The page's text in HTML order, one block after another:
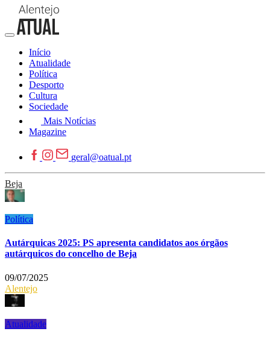
Início
Atualidade
Política
Desporto
Cultura
Sociedade
Mais Notícias
Magazine
geral@oatual.pt
Beja
Política
Autárquicas 2025: PS apresenta candidatos aos órgãos
autárquicos do concelho de Beja
09/07/2025
Alentejo
Atualidade